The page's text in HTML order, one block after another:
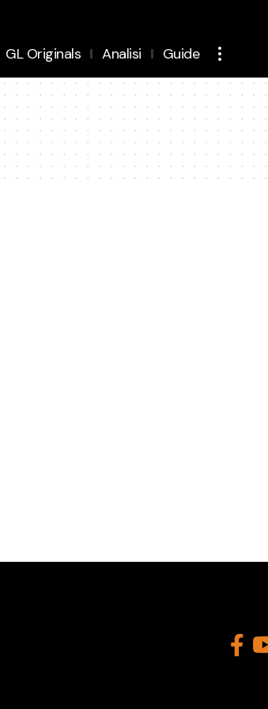
GL Originals Analisi Guide